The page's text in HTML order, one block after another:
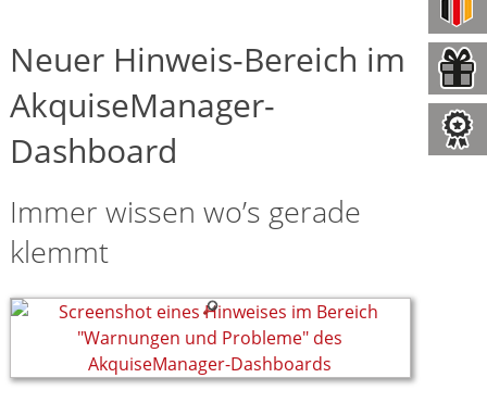
Neuer Hinweis-Bereich im
AkquiseManager-
Dashboard
Immer wissen wo’s gerade
klemmt